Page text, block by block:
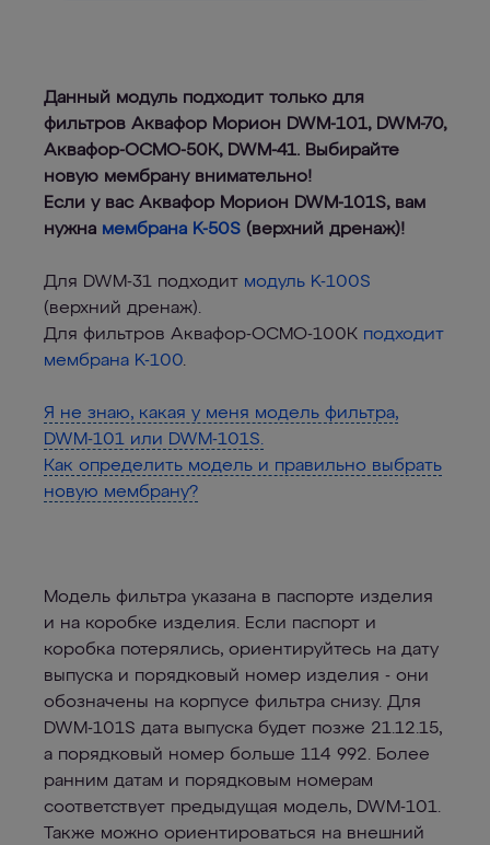
Данный модуль подходит только для
фильтров Аквафор Морион DWM-101, DWM-70,
Аквафор-ОСМО-50К, DWM-41. Выбирайте
новую мембрану внимательно!
Если у вас Аквафор Морион DWM-101S, вам
нужна мембрана K-50S (верхний дренаж)!
Для DWM-31 подходит модуль K-100S
(верхний дренаж).
Для фильтров Аквафор-ОСМО-100К подходит
мембрана K-100.
Я не знаю, какая у меня модель фильтра,
DWM-101 или DWM-101S.
Как определить модель и правильно выбрать
новую мембрану?
Модель фильтра указана в паспорте изделия
и на коробке изделия. Если паспорт и
коробка потерялись, ориентируйтесь на дату
выпуска и порядковый номер изделия - они
обозначены на корпусе фильтра снизу. Для
DWM-101S дата выпуска будет позже 21.12.15,
а порядковый номер больше 114 992. Более
ранним датам и порядковым номерам
соответствует предыдущая модель, DWM-101.
Также можно ориентироваться на внешний